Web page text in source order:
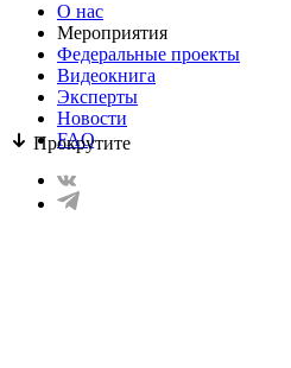
Прокрутите
О нас
Mероприятия
Федеральные проекты
Видеокнига
Эксперты
Новости
FAQ